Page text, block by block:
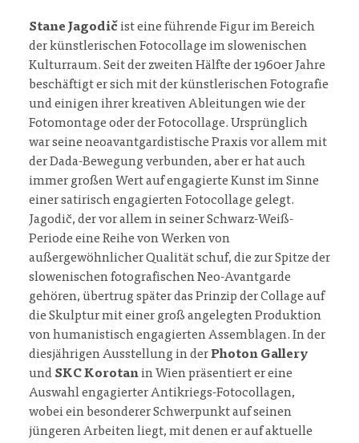
Stane Jagodič ist eine führende Figur im Bereich
der künstlerischen Fotocollage im slowenischen
Kulturraum. Seit der zweiten Hälfte der 1960er Jahre
beschäftigt er sich mit der künstlerischen Fotografie
und einigen ihrer kreativen Ableitungen wie der
Fotomontage oder der Fotocollage. Ursprünglich
war seine neoavantgardistische Praxis vor allem mit
der Dada-Bewegung verbunden, aber er hat auch
immer großen Wert auf engagierte Kunst im Sinne
einer satirisch engagierten Fotocollage gelegt.
Jagodič, der vor allem in seiner Schwarz-Weiß-
Periode eine Reihe von Werken von
außergewöhnlicher Qualität schuf, die zur Spitze der
slowenischen fotografischen Neo-Avantgarde
gehören, übertrug später das Prinzip der Collage auf
die Skulptur mit einer groß angelegten Produktion
von humanistisch engagierten Assemblagen. In der
diesjährigen Ausstellung in derPhoton Gallery
und SKC Korotanin Wien präsentiert er eine
Auswahl engagierter Antikriegs-Fotocollagen,
wobei ein besonderer Schwerpunkt auf seinen
jüngeren Arbeiten liegt, mit denen er auf aktuelle